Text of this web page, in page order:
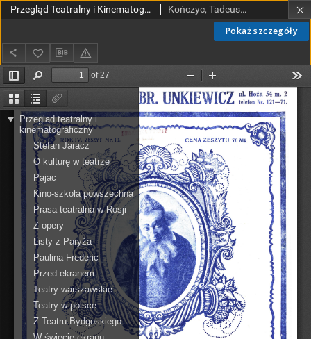
Pokaż szczegóły
Przegląd Teatralny i Kinematograficzny nr 13 (1922) Kończyc, Tadeusz (1880-1943).